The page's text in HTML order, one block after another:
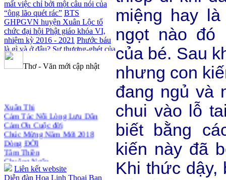
mất việc chỉ bởi một câu nói của
“ông lão quét rác” BTS
GHPGVN huyện Xuân Lộc tổ
chức đại hội Phật giáo khóa VI,
nhiệm kỳ 2016 - 2021 Phước báu
là gì và ở đâu? Sự thương-ghét của
con người
Cải đạo: Nguyên nhân & giải pháp
Tịnh xá Ngọc Đăng khai giảng
Thiền dành cho Người bận rộn
Thơ - Văn mới cập nhật
Cảm Tác Nỗi Lòng Lưu Dân
Cảm Ơn Cuộc đời
Chúc Mừng Năm Mới 2018
Dòng ĐỜI
Tâm Thiền
Chuông Ngân
Kính mừng Phật Đản
Anh không chết đâu em
Liên kết website
Diễn đàn Hoa Linh Thoại Ban
miệng hay
ngọt nào đó
của bé. Sau
nhưng con
đang ngủ và
chui vào lỗ
biết bằng
kiến này đã
Khi thức dậy,